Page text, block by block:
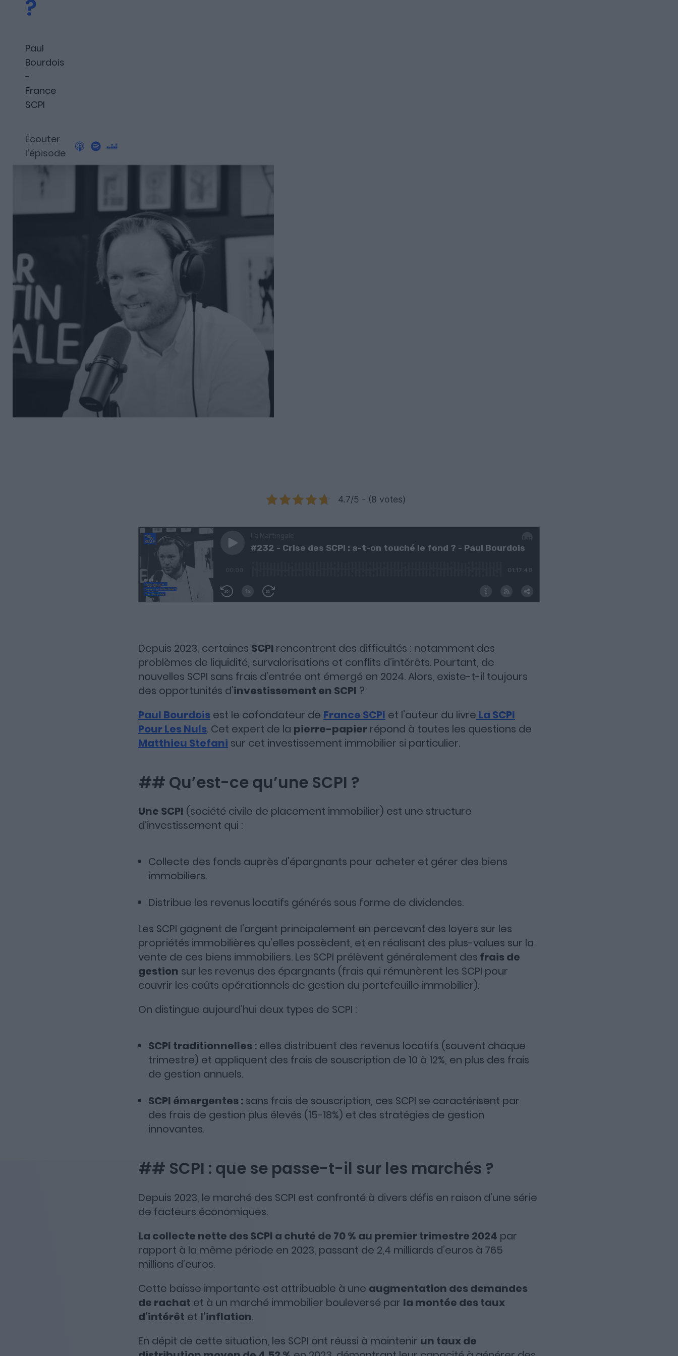
?
Paul
Bourdois
-
France
SCPI
Écouter
l'épisode
4.7/5 - (8 votes)
Depuis 2023, certaines SCPI rencontrent des difficultés : notamment des
problèmes de liquidité, survalorisations et conflits d’intérêts. Pourtant, de
nouvelles SCPI sans frais d’entrée ont émergé en 2024. Alors, existe-t-il toujours
des opportunités d’investissement en SCPI ?
Paul Bourdois est le cofondateur de France SCPI et l’auteur du livre La SCPI
Pour Les Nuls. Cet expert de la pierre-papier répond à toutes les questions de
Matthieu Stefani sur cet investissement immobilier si particulier.
## Qu’est-ce qu’une SCPI ?
Une SCPI (société civile de placement immobilier) est une structure
d’investissement qui :
Collecte des fonds auprès d’épargnants pour acheter et gérer des biens
immobiliers.
Distribue les revenus locatifs générés sous forme de dividendes.
Les SCPI gagnent de l’argent principalement en percevant des loyers sur les
propriétés immobilières qu’elles possèdent, et en réalisant des plus-values sur la
vente de ces biens immobiliers. Les SCPI prélèvent généralement des frais de
gestion sur les revenus des épargnants (frais qui rémunèrent les SCPI pour
couvrir les coûts opérationnels de gestion du portefeuille immobilier).
On distingue aujourd’hui deux types de SCPI :
SCPI traditionnelles : elles distribuent des revenus locatifs (souvent chaque
trimestre) et appliquent des frais de souscription de 10 à 12%, en plus des frais
de gestion annuels.
SCPI émergentes : sans frais de souscription, ces SCPI se caractérisent par
des frais de gestion plus élevés (15-18%) et des stratégies de gestion
innovantes.
## SCPI : que se passe-t-il sur les marchés ?
Depuis 2023, le marché des SCPI est confronté à divers défis en raison d’une série
de facteurs économiques.
La collecte nette des SCPI a chuté de 70 % au premier trimestre 2024 par
rapport à la même période en 2023, passant de 2,4 milliards d’euros à 765
millions d’euros.
Cette baisse importante est attribuable à une augmentation des demandes
de rachat et à un marché immobilier bouleversé par la montée des taux
d’intérêt et l’inflation.
En dépit de cette situation, les SCPI ont réussi à maintenir un taux de